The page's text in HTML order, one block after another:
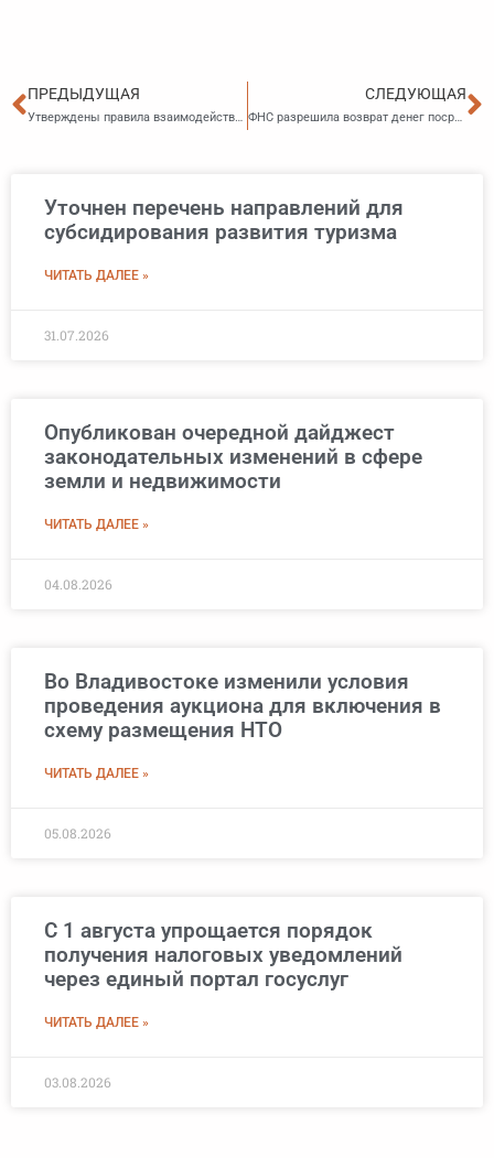
Пред
ПРЕДЫДУЩАЯ
Утверждены правила взаимодействия ФГИС обезличенных ПДн с информационными системами операторов
СЛЕДУЮЩАЯ
ФНС разрешила возврат денег посредством транзита через счет в другом зарубежном банке
Уточнен перечень направлений для
субсидирования развития туризма
ЧИТАТЬ ДАЛЕЕ »
31.07.2026
Опубликован очередной дайджест
законодательных изменений в сфере
земли и недвижимости
ЧИТАТЬ ДАЛЕЕ »
04.08.2026
Во Владивостоке изменили условия
проведения аукциона для включения в
схему размещения НТО
ЧИТАТЬ ДАЛЕЕ »
05.08.2026
С 1 августа упрощается порядок
получения налоговых уведомлений
через единый портал госуслуг
ЧИТАТЬ ДАЛЕЕ »
03.08.2026